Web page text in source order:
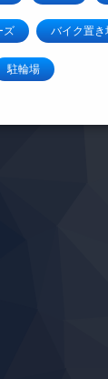
ズ バイク置き
駐輪場